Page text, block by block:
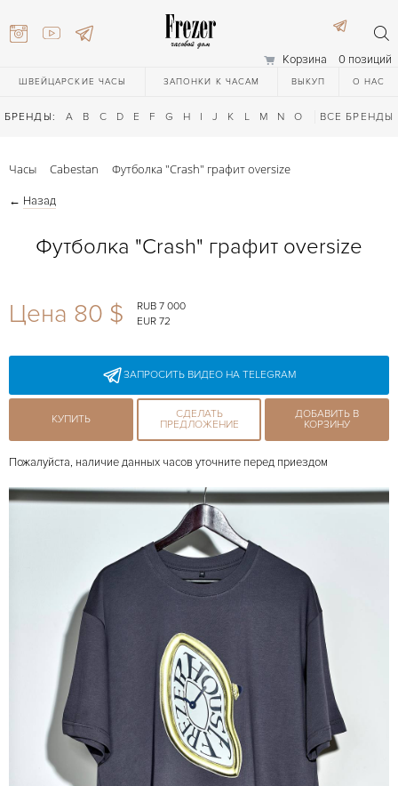
Корзина 0 позиций
ШВЕЙЦАРСКИЕ ЧАСЫ ЗАПОНКИ К ЧАСАМ ВЫКУП О НАС
БРЕНДЫ: A B C D E F G H I J K L M N O Q R S T
ВСЕ БРЕНДЫ
27-44
27-44
Часы Cabestan Футболка "Crash" графит oversize
← Назад
Футболка "Crash" графит oversize
Цена 80 $
RUB 7 000
EUR 72
ЗАПРОСИТЬ ВИДЕО НА TELEGRAM
КУПИТЬ
СДЕЛАТЬ
ПРЕДЛОЖЕНИЕ
ДОБАВИТЬ В
КОРЗИНУ
Пожалуйста, наличие данных часов уточните перед приездом